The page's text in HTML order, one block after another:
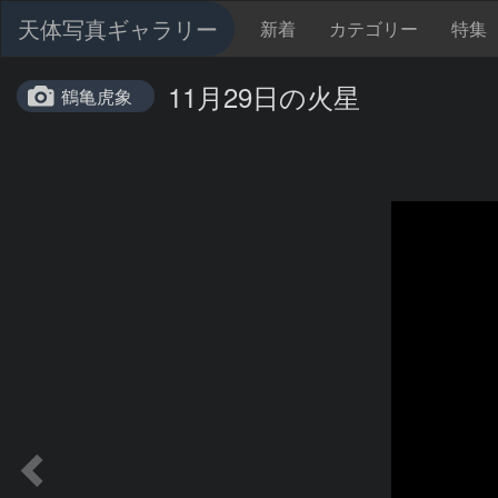
天体写真ギャラリー 新着 カテゴリー 特集
鶴亀虎象 11月29日の火星